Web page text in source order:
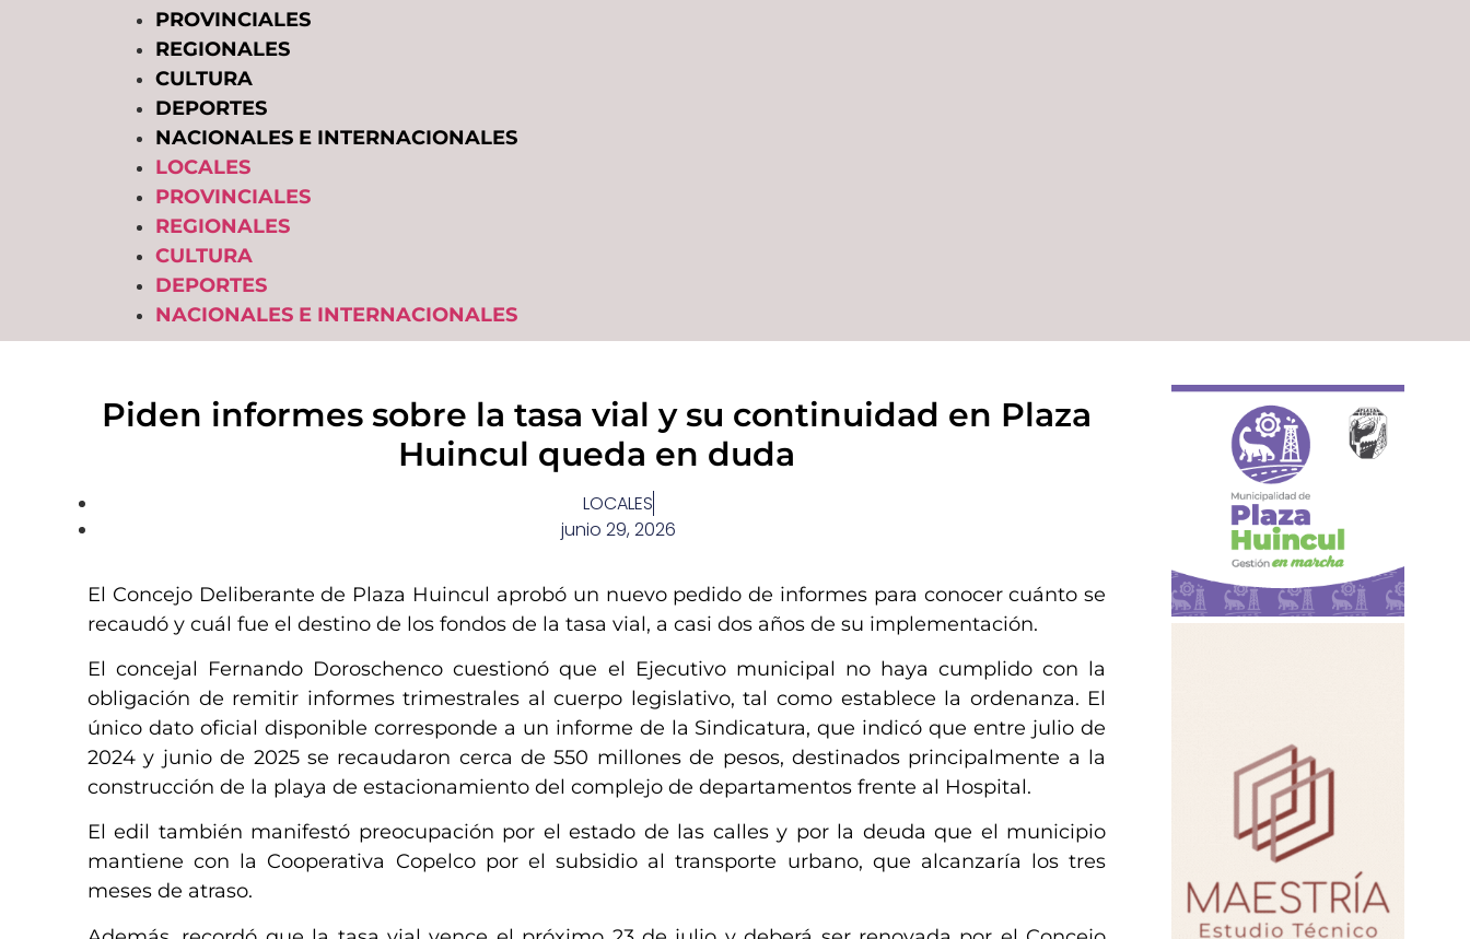
PROVINCIALES
REGIONALES
CULTURA
DEPORTES
NACIONALES E INTERNACIONALES
LOCALES
PROVINCIALES
REGIONALES
CULTURA
DEPORTES
NACIONALES E INTERNACIONALES
Piden informes sobre la tasa vial y su continuidad en Plaza
Huincul queda en duda
LOCALES
junio 29, 2026
El Concejo Deliberante de Plaza Huincul aprobó un nuevo pedido de informes para conocer cuánto se
recaudó y cuál fue el destino de los fondos de la tasa vial, a casi dos años de su implementación.
El concejal Fernando Doroschenco cuestionó que el Ejecutivo municipal no haya cumplido con la
obligación de remitir informes trimestrales al cuerpo legislativo, tal como establece la ordenanza. El
único dato oficial disponible corresponde a un informe de la Sindicatura, que indicó que entre julio de
2024 y junio de 2025 se recaudaron cerca de 550 millones de pesos, destinados principalmente a la
construcción de la playa de estacionamiento del complejo de departamentos frente al Hospital.
El edil también manifestó preocupación por el estado de las calles y por la deuda que el municipio
mantiene con la Cooperativa Copelco por el subsidio al transporte urbano, que alcanzaría los tres
meses de atraso.